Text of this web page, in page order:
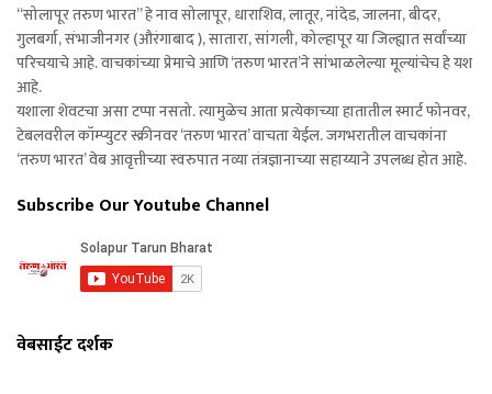
“सोलापूर तरुण भारत” हे नाव सोलापूर, धाराशिव, लातूर, नांदेड, जालना, बीदर,
गुलबर्गा, संभाजीनगर (औरंगाबाद ), सातारा, सांगली, कोल्हापूर या जिल्ह्यात सर्वांच्या
परिचयाचे आहे. वाचकांच्या प्रेमाचे आणि ‘तरुण भारत’ने सांभाळलेल्या मूल्यांचेच हे यश
आहे.
यशाला शेवटचा असा टप्पा नसतो. त्यामुळेच आता प्रत्येकाच्या हातातील स्मार्ट फोनवर,
टेबलवरील कॉम्प्युटर स्क्रीनवर ‘तरुण भारत’ वाचता येईल. जगभरातील वाचकांना
‘तरुण भारत’ वेब आवृत्तीच्या स्वरुपात नव्या तंत्रज्ञानाच्या सहाय्याने उपलब्ध होत आहे.
Subscribe Our Youtube Channel
वेबसाईट दर्शक